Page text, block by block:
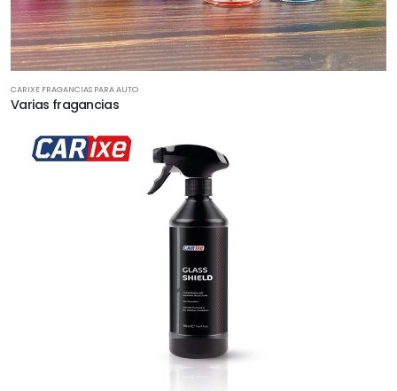
CARIXE FRAGANCIAS PARA AUTO
Varias fragancias